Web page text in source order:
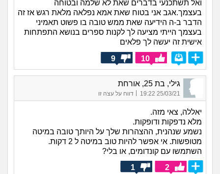
ואל תשתכנעי בדברים שאת לא שלמה ובטוחה
בעצמך.אגב אני בטוח שאת אמא נפלאה מלאת רגש אז זה
הדבר ב-ה הידיעה שאת ממש טובה בו פשוט תאמיני
בעצמך הייתי מציעה לך לקנות ספרים בנושא התפתחות
אישית זה יעשה לך פלאים
10
9
גילי, בת 25, אורחת
25/03/21 19:22
| דווח על עצה זו
יאללה, צאי מזה.
מלא נדפקות ודופקות.
נשמע שנהנית, ההצהרות שלך על היותך טובה במיטה
מטופשות. אי אפשר להיות טוב במיטה ל 2 דקות.
השתמשו עם קונדומים, או בלי?
2
1